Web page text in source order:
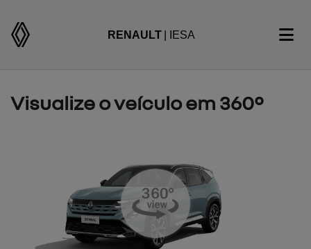
RENAULT | IESA
Visualize o veículo em 360°